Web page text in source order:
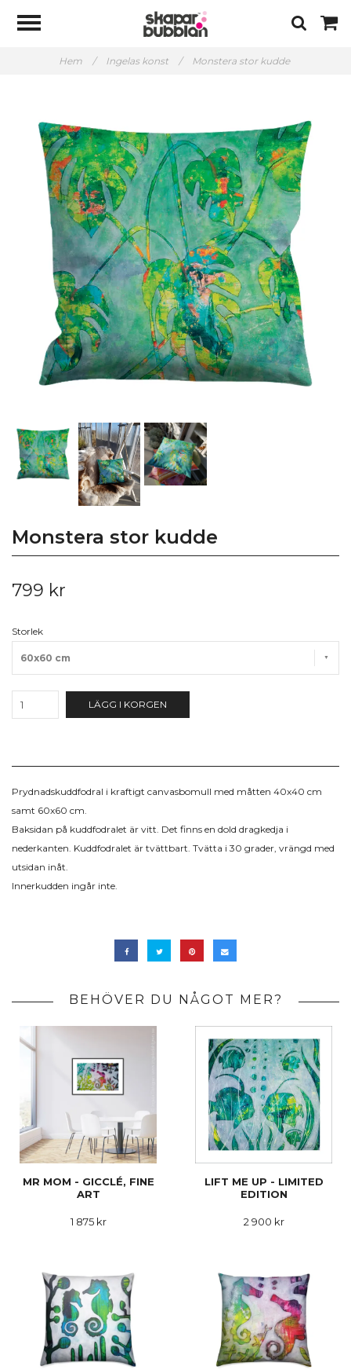
Hem / Ingelas konst / Monstera stor kudde
Monstera stor kudde
799 kr
Storlek
60x60 cm
LÄGG I KORGEN
Prydnadskuddfodral i kraftigt canvasbomull med måtten 40x40 cm
samt 60x60 cm.
Baksidan på kuddfodralet är vitt. Det finns en dold dragkedja i
nederkanten. Kuddfodralet är tvättbart. Tvätta i 30 grader, vrängd med
utsidan inåt.
Innerkudden ingår inte.
BEHÖVER DU NÅGOT MER?
MR MOM - GICCLÉ, FINE
ART
1 875 kr
LIFT ME UP - LIMITED
EDITION
2 900 kr